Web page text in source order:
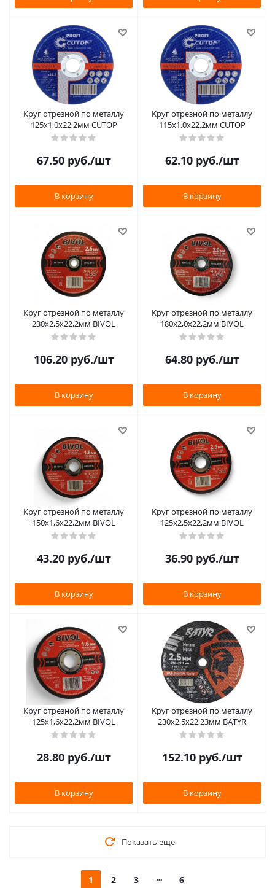
Круг отрезной по металлу
125х1,0х22,2мм CUTOP
67.50руб./шт
В корзину
Круг отрезной по металлу
115х1,0х22,2мм CUTOP
62.10руб./шт
В корзину
Круг отрезной по металлу
230х2,5х22,2мм BIVOL
106.20руб./шт
В корзину
Круг отрезной по металлу
180х2,0х22,2мм BIVOL
64.80руб./шт
В корзину
Круг отрезной по металлу
150х1,6х22,2мм BIVOL
43.20руб./шт
В корзину
Круг отрезной по металлу
125х2,5х22,2мм BIVOL
36.90руб./шт
В корзину
Круг отрезной по металлу
125х1,6х22,2мм BIVOL
28.80руб./шт
В корзину
Круг отрезной по металлу
230х2,5х22,23мм BATYR
152.10руб./шт
В корзину
Показать еще
1 2 3 6